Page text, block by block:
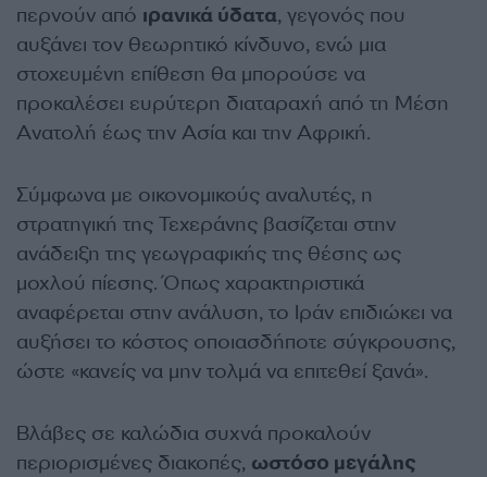
περνούν από ιρανικά ύδατα, γεγονός που
αυξάνει τον θεωρητικό κίνδυνο, ενώ μια
στοχευμένη επίθεση θα μπορούσε να
προκαλέσει ευρύτερη διαταραχή από τη Μέση
Ανατολή έως την Ασία και την Αφρική.
Σύμφωνα με οικονομικούς αναλυτές, η
στρατηγική της Τεχεράνης βασίζεται στην
ανάδειξη της γεωγραφικής της θέσης ως
μοχλού πίεσης. Όπως χαρακτηριστικά
αναφέρεται στην ανάλυση, το Ιράν επιδιώκει να
αυξήσει το κόστος οποιασδήποτε σύγκρουσης,
ώστε «κανείς να μην τολμά να επιτεθεί ξανά».
Βλάβες σε καλώδια συχνά προκαλούν
περιορισμένες διακοπές, ωστόσο μεγάλης